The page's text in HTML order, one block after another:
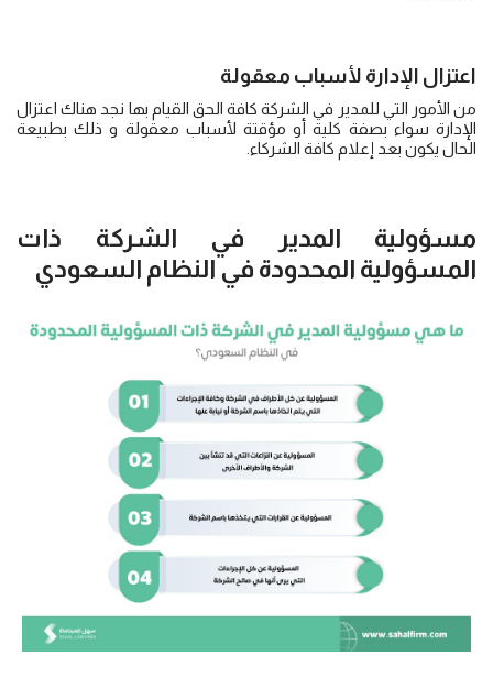
اعتزال الإدارة لأسباب معقولة
من الأمور التي للمدير في الشركة كافة الحق القيام بها نجد هناك اعتزال
الإدارة سواء بصفة كلية أو مؤقتة لأسباب معقولة و ذلك بطبيعة
الحال يكون بعد إعلام كافة الشركاء.
مسؤولية المدير في الشركة ذات
المسؤولية المحدودة في النظام السعودي